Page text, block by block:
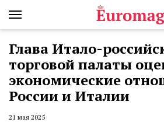
Глава Итало-
торговой палаты
экономические
России и Италии
21 мая 2025